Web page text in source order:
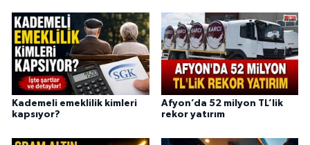
Kademeli emeklilik kimleri
kapsıyor?
Afyon’da 52 milyon TL’lik
rekor yatırım